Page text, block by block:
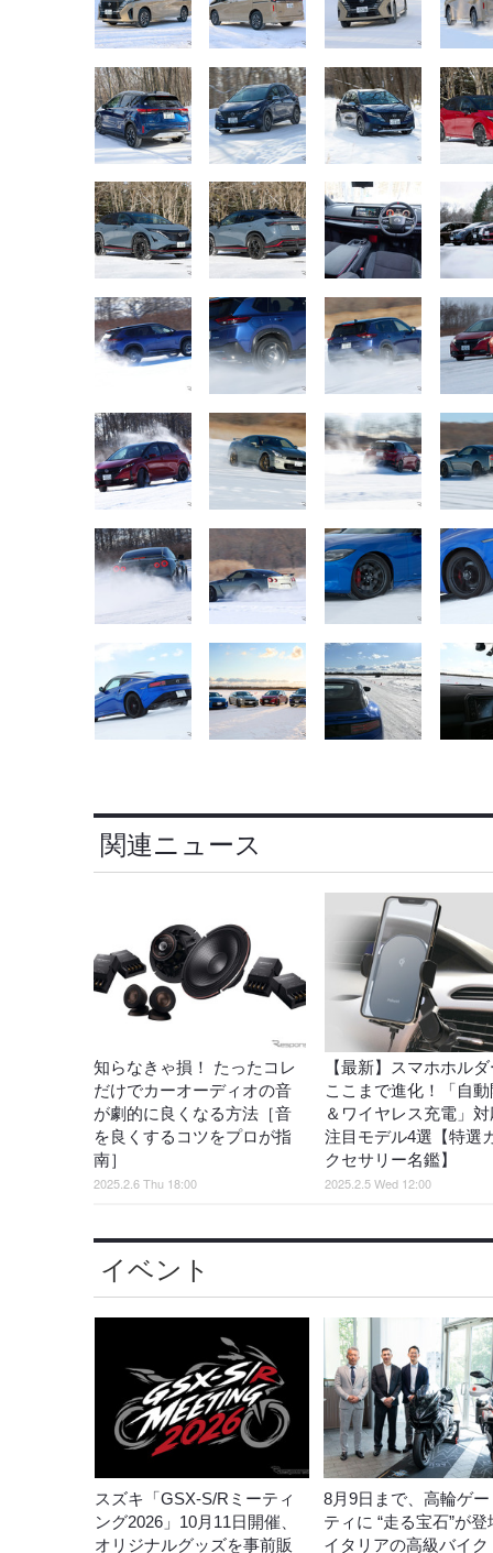
関連ニュース
知らなきゃ損！ たったコレ
だけでカーオーディオの音
が劇的に良くなる方法［音
を良くするコツをプロが指
南］
2025.2.6 Thu 18:00
【最新】スマホホル
ここまで進化！「自
＆ワイヤレス充電」
注目モデル4選【特選
クセサリー名鑑】
2025.2.5 Wed 12:00
イベント
スズキ「GSX-S/Rミーティ
ング2026」10月11日開催、
オリジナルグッズを事前販
8月9日まで、高輪ゲ
ティに “走る宝石”が
イタリアの高級バイ